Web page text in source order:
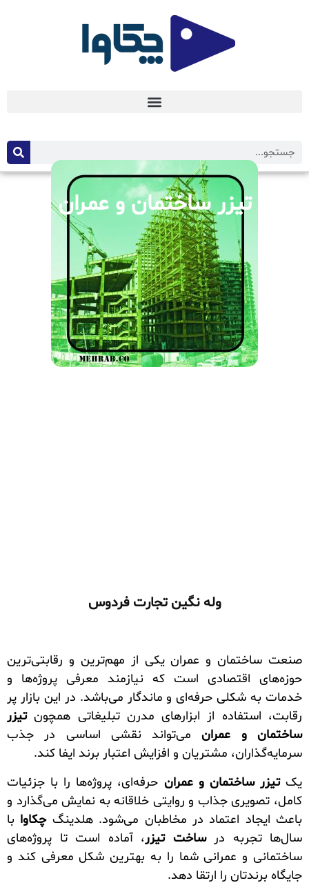
تیزر ساختمان و عمران
وله نگین تجارت فردوس
صنعت ساختمان و عمران یکی از مهم‌ترین و رقابتی‌ترین
حوزه‌های اقتصادی است که نیازمند معرفی پروژه‌ها و
خدمات به شکلی حرفه‌ای و ماندگار می‌باشد. در این بازار پر
رقابت، استفاده از ابزارهای مدرن تبلیغاتی همچونتیزر
ساختمان و عمرانمی‌تواند نقشی اساسی در جذب
سرمایه‌گذاران، مشتریان و افزایش اعتبار برند ایفا کند.
یکتیزر ساختمان و عمران حرفه‌ای، پروژه‌ها را با جزئیات
کامل، تصویری جذاب و روایتی خلاقانه به نمایش می‌گذارد و
باعث ایجاد اعتماد در مخاطبان می‌شود. هلدینگچکاوا با
سال‌ها تجربه درساخت تیزر، آماده است تا پروژه‌های
ساختمانی و عمرانی شما را به بهترین شکل معرفی کند و
جایگاه برندتان را ارتقا دهد.